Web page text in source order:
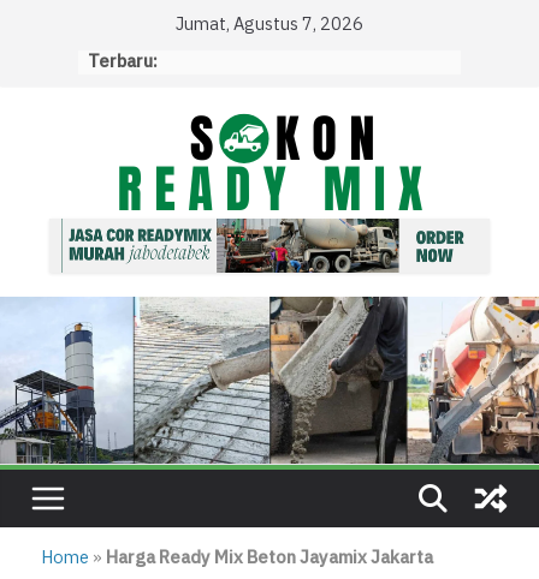
Jumat, Agustus 7, 2026
Terbaru:
Home » Harga Ready Mix Beton Jayamix Jakarta